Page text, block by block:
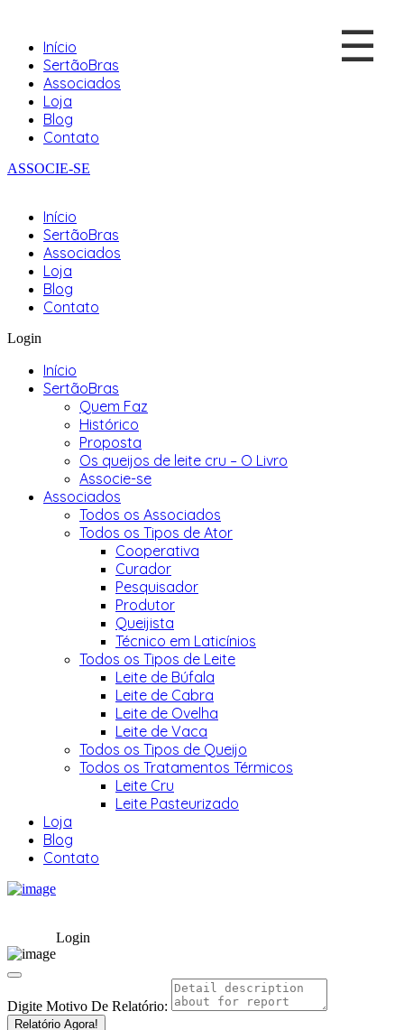
Início
SertãoBras
Associados
Loja
Blog
Contato
ASSOCIE-SE
Início
SertãoBras
Associados
Loja
Blog
Contato
☰
Login
Início
SertãoBras
Quem Faz
Histórico
Proposta
Os queijos de leite cru – O Livro
Associe-se
Associados
Todos os Associados
Todos os Tipos de Ator
Cooperativa
Curador
Pesquisador
Produtor
Queijista
Técnico em Laticínios
Todos os Tipos de Leite
Leite de Búfala
Leite de Cabra
Leite de Ovelha
Leite de Vaca
Todos os Tipos de Queijo
Todos os Tratamentos Térmicos
Leite Cru
Leite Pasteurizado
Loja
Blog
Contato
Login
Digite Motivo De Relatório:
Relatório Agora!